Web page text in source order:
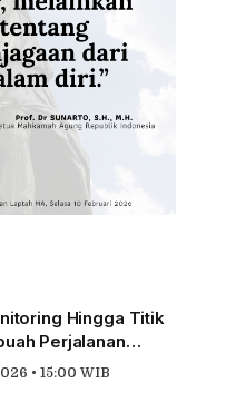
Hingga Titik
Perjalanan
Pengabdian
• 15:00 WIB